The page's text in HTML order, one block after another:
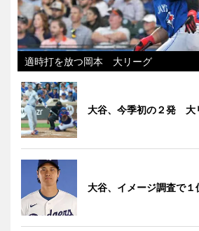
適時打を放つ岡本 大リーグ
大谷、今季初の２発 大
大谷、イメージ調査で１